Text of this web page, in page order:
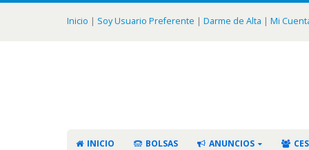
Inicio | Soy Usuario Preferente | Darme de Alta | Mi
INICIO BOLSAS ANUNCIOS